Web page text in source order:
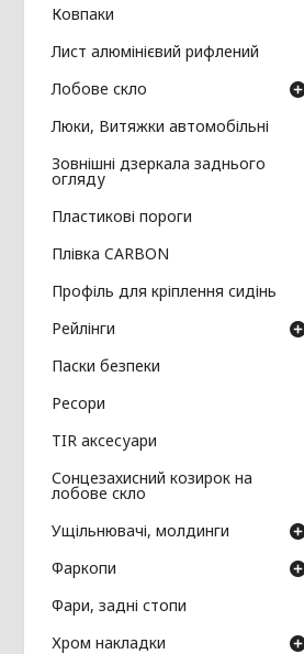
Ковпаки
Лист алюмінієвий рифлений
Лобове скло
Люки, Витяжки автомобільні
Зовнішні дзеркала заднього
огляду
Пластикові пороги
Плівка CARBON
Профіль для кріплення сидінь
Рейлінги
Паски безпеки
Ресори
TIR аксесуари
Сонцезахисний козирок на
лобове скло
Ущільнювачі, молдинги
Фаркопи
Фари, задні стопи
Хром накладки